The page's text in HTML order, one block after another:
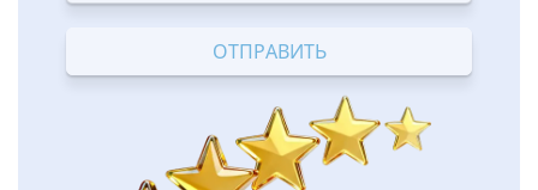
TerribleBad
OK
Good Excellent